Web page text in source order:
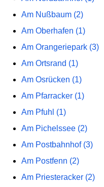
Am Nußbaum (2)
Am Oberhafen (1)
Am Orangeriepark (3)
Am Ortsrand (1)
Am Osrücken (1)
Am Pfarracker (1)
Am Pfuhl (1)
Am Pichelssee (2)
Am Postbahnhof (3)
Am Postfenn (2)
Am Priesteracker (2)